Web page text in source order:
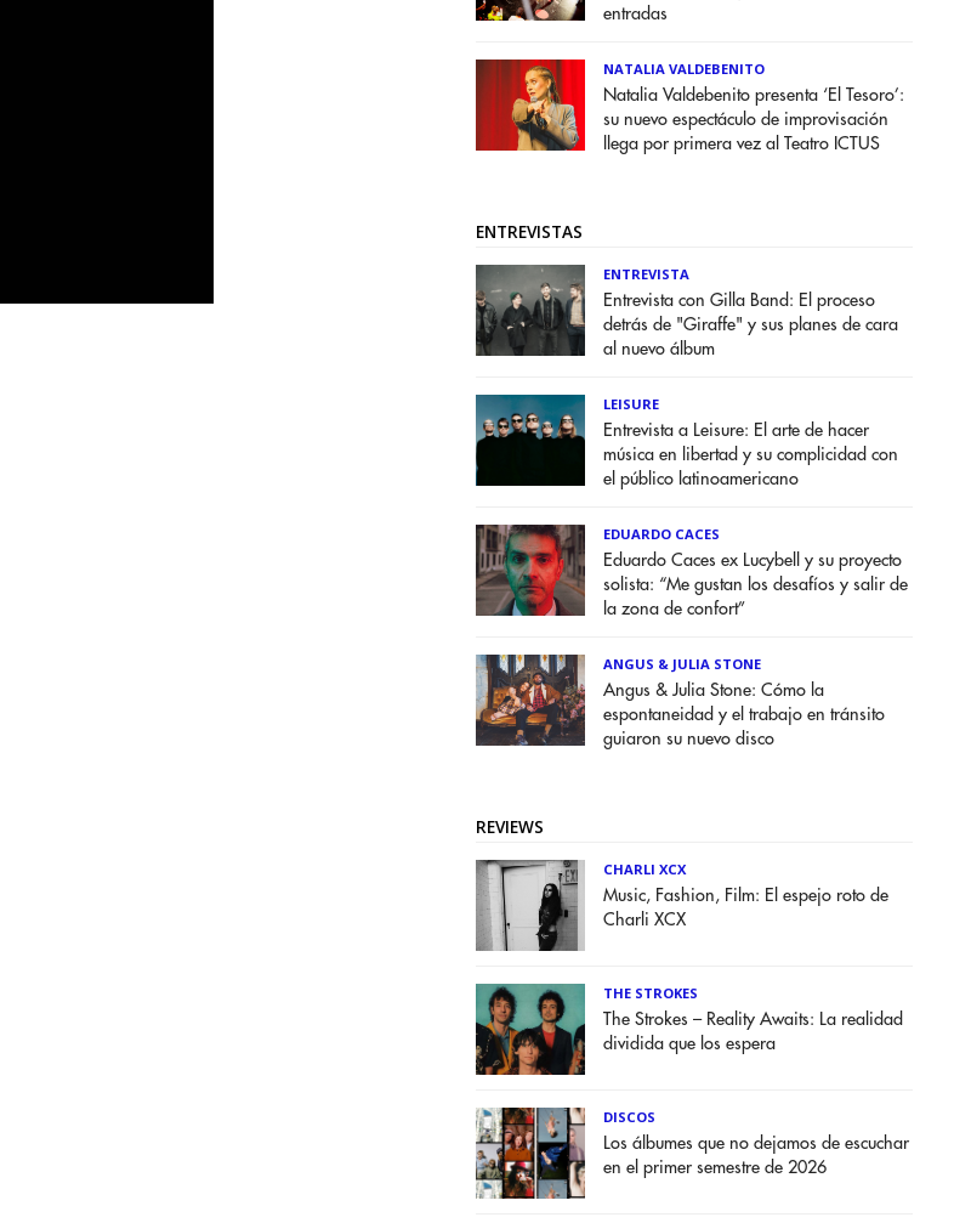
entradas
NATALIA VALDEBENITO
Natalia Valdebenito presenta ‘El Tesoro’:
su nuevo espectáculo de improvisación
llega por primera vez al Teatro ICTUS
ENTREVISTAS
ENTREVISTA
Entrevista con Gilla Band: El proceso
detrás de "Giraffe" y sus planes de cara
al nuevo álbum
LEISURE
Entrevista a Leisure: El arte de hacer
música en libertad y su complicidad con
el público latinoamericano
EDUARDO CACES
Eduardo Caces ex Lucybell y su proyecto
solista: “Me gustan los desafíos y salir de
la zona de confort”
ANGUS & JULIA STONE
Angus & Julia Stone: Cómo la
espontaneidad y el trabajo en tránsito
guiaron su nuevo disco
REVIEWS
CHARLI XCX
Music, Fashion, Film: El espejo roto de
Charli XCX
THE STROKES
The Strokes – Reality Awaits: La realidad
dividida que los espera
DISCOS
Los álbumes que no dejamos de escuchar
en el primer semestre de 2026